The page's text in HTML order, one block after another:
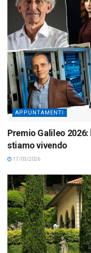
APPUNTAMENTI
Premio Galileo
stiamo vivendo
17/03/2026